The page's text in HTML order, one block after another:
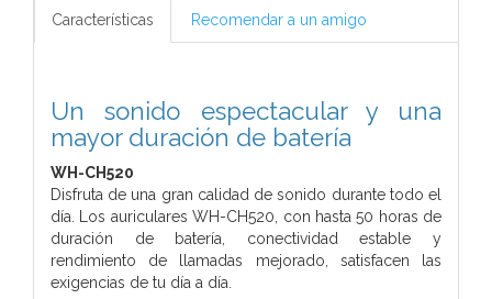
Características Recomendar a un amigo
Un sonido espectacular y una
mayor duración de batería
WH-CH520
Disfruta de una gran calidad de sonido durante todo el
día. Los auriculares WH-CH520, con hasta 50 horas de
duración de batería, conectividad estable y
rendimiento de llamadas mejorado, satisfacen las
exigencias de tu día a día.